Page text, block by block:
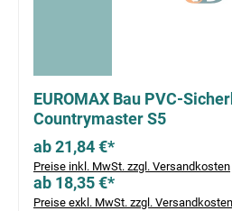
EUROMAX Bau PVC-
Countrymaster S5
ab 21,84 €*
Preise inkl. MwSt. zzgl. Versandkosten
ab 18,35 €*
Preise exkl. MwSt. zzgl. Versandkosten